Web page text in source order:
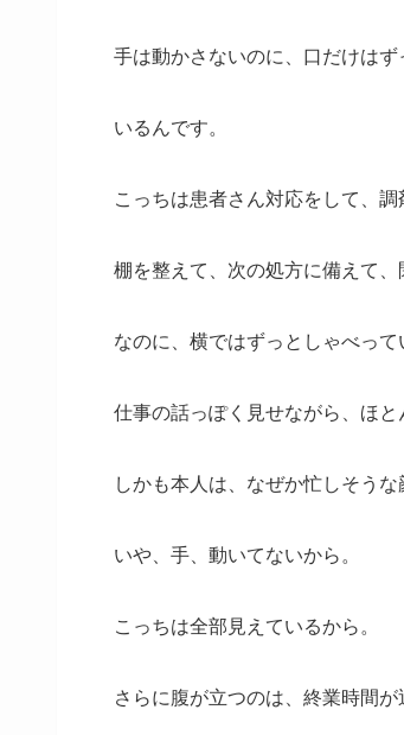
手は動かさないのに、口だけはず
いるんです。
こっちは患者さん対応をして、
棚を整えて、次の処方に備えて
なのに、横ではずっとしゃべって
仕事の話っぽく見せながら、ほと
しかも本人は、なぜか忙しそうな
いや、手、動いてないから。
こっちは全部見えているから。
さらに腹が立つのは、終業時間が